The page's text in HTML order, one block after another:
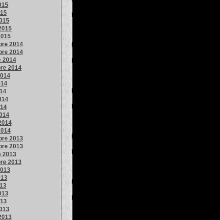
2014
2014
2014
2014
2013
2013
2013
2013